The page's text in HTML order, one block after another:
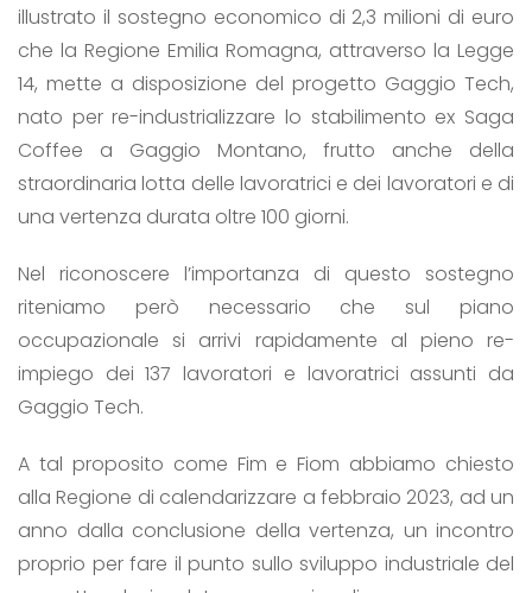
illustrato il sostegno economico di 2,3 milioni di euro
che la Regione Emilia Romagna, attraverso la Legge
14, mette a disposizione del progetto Gaggio Tech,
nato per re-industrializzare lo stabilimento ex Saga
Coffee a Gaggio Montano, frutto anche della
straordinaria lotta delle lavoratrici e dei lavoratori e di
una vertenza durata oltre 100 giorni.
Nel riconoscere l’importanza di questo sostegno
riteniamo però necessario che sul piano
occupazionale si arrivi rapidamente al pieno re-
impiego dei 137 lavoratori e lavoratrici assunti da
Gaggio Tech.
A tal proposito come Fim e Fiom abbiamo chiesto
alla Regione di calendarizzare a febbraio 2023, ad un
anno dalla conclusione della vertenza, un incontro
proprio per fare il punto sullo sviluppo industriale del